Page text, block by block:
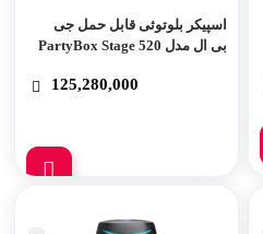
اسپیکر بلوتوثی قابل حمل جی
بی ال مدل PartyBox Stage 520
125,280,000